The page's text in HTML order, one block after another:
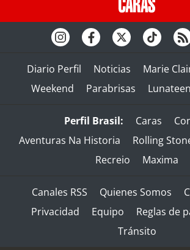
Diario Perfil Noticias Marie
Weekend
Parabrisas Lunateen
Perfil Brasil: Caras
Aventuras Na Historia
Rolling
Recreio
Maxima
Canales RSS Quienes Somos
Privacidad
Equipo
Reglas de
Tránsito